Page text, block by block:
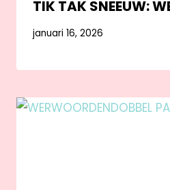
TIK TAK SNEEUW:
januari 16, 2026